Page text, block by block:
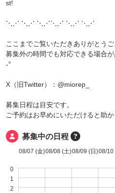
st!
⋱⋰ ⋱⋰ ⋱⋰⋱⋰ ⋱⋰ ⋱⋰
ここまでご覧いただきありがとう
募集外の時間でも対応できる場合
˖°
X（旧Twitter）：@miorep_
募集日程は目安です。
ご予約はお早めにいただけると助
募集中の日程
08/07 (金)08/08 (土)08/09 (日)08/10
0
1
2